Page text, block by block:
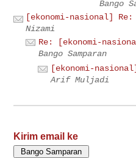
Bango
[ekonomi-nasional] Re:
Nizami
Re: [ekonomi-
Bango Samparan
[ekonomi-
Arif Muljadi
Kirim email ke